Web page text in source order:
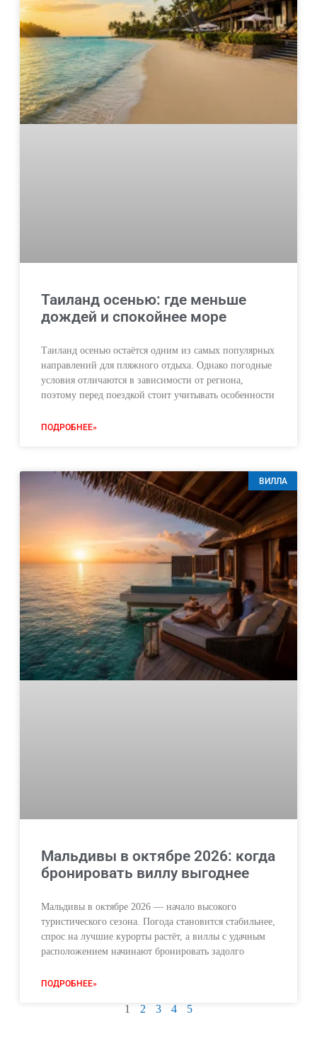
Таиланд осенью: где меньше
дождей и спокойнее море
Таиланд осенью остаётся одним из самых популярных
направлений для пляжного отдыха. Однако погодные
условия отличаются в зависимости от региона,
поэтому перед поездкой стоит учитывать особенности
ПОДРОБНЕЕ»
ВИЛЛА
Мальдивы в октябре 2026: когда
бронировать виллу выгоднее
Мальдивы в октябре 2026 — начало высокого
туристического сезона. Погода становится стабильнее,
спрос на лучшие курорты растёт, а виллы с удачным
расположением начинают бронировать задолго
ПОДРОБНЕЕ»
1 2 3 4 5